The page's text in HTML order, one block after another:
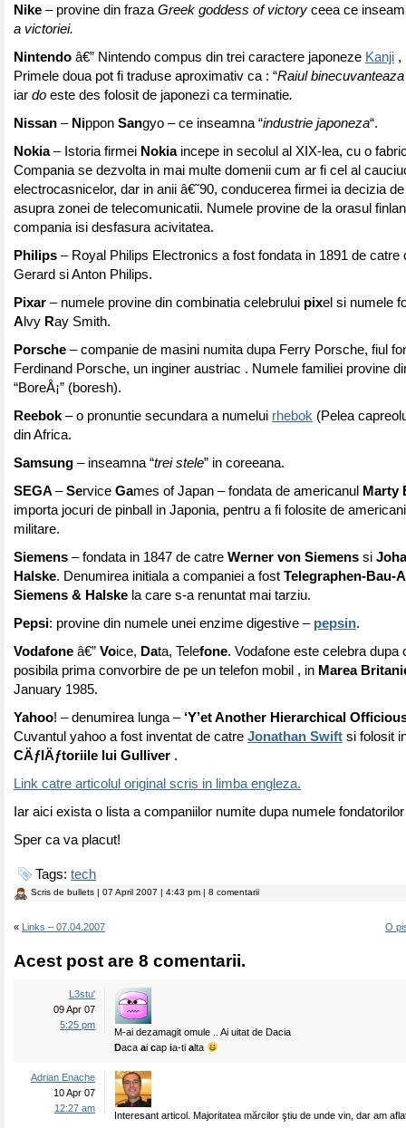
Nike – provine din fraza Greek goddess of victory ceea ce
a victoriei.
Nintendo â€” Nintendo compus din trei caractere japoneze Kanji ,
Primele doua pot fi traduse aproximativ ca : “Raiul
iar do este des folosit de japonezi ca terminatie.
Nissan – Nippon Sangyo – ce inseamna “industrie japoneza“.
Nokia– Istoria firmei Nokiaincepe in secolul al XIX-lea, cu o
Compania se dezvolta in mai multe domenii cum ar fi cel al
electrocasnicelor, dar in anii â€˜90, conducerea firmei ia decizia
asupra zonei de telecomunicatii. Numele provine de la orasul
compania isi desfasura acivitatea.
Philips – Royal Philips Electronics a fost fondata in 1891 de catre
Gerard si Anton Philips.
Pixar – numele provine din combinatia celebrului pixel si numele
A lvy Ray Smith.
Porsche – companie de masini numita dupa Ferry Porsche, fiul
Ferdinand Porsche, un inginer austriac . Numele familiei provine
“BoreÅ¡” (boresh).
Reebok – o pronuntie secundara a numelui rhebok (Pelea
din Africa.
Samsung – inseamna “trei stele” in coreeana.
SEGA –Service Games of Japan – fondata de americanul Marty
importa jocuri de pinball in Japonia, pentru a fi folosite de
militare.
Siemens – fondata in 1847 de catre Werner von Siemens si
Halske. Denumirea initiala a companiei a fost Telegraphen-Bau-
Siemens & Halske la care s-a renuntat mai tarziu.
Pepsi: provine din numele unei enzime digestive – pepsin.
Vodafone â€” Voice, Data, Telefone. Vodafone este celebra dupa
posibila prima convorbire de pe un telefon mobil , in Marea
January 1985.
Yahoo! – denumirea lunga – ‘Y’et Another Hierarchical
Cuvantul yahoo a fost inventat de catre Jonathan Swift si folosit
CÄƒlÄƒtoriile lui Gulliver .
Link catre articolul original scris in limba engleza.
Iar aici exista o lista a companiilor numite dupa numele
Sper ca va placut!
Tags: tech
Scris de bullets | 07 April 2007 | 4:43 pm | 8 comentarii
« Links – 07.04.2007 O
Acest post are 8 comentarii.
L3stu'
09 Apr 07
5:25 pm
M-ai dezamagit omule .. Ai uitat de Dacia
Daca ai cap ia-ti alta
Adrian Enache
10 Apr 07
12:27 am
Interesant articol. Majoritatea mărcilor ştiu de unde vin, dar am